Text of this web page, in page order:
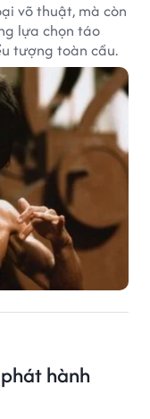
võ thuật, mà còn
lựa chọn táo
tượng toàn cầu.
hành